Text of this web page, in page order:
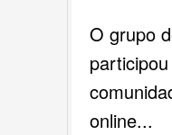
O grupo
online...